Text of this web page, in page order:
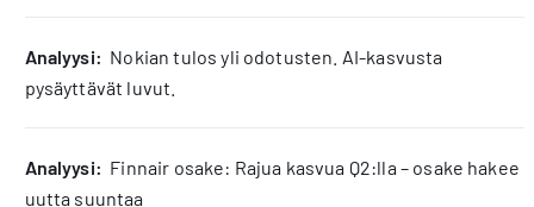
analyysi: Nokian tulos yli odotusten. AI-kasvusta
pysäyttävät luvut.
analyysi: Finnair osake: Rajua kasvua Q2:lla – osake hakee
uutta suuntaa